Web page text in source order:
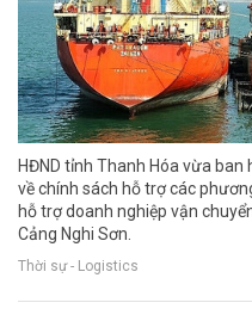
HĐND tỉnh Thanh Hóa vừa
về chính sách hỗ trợ các
hỗ trợ doanh nghiệp vận
Cảng Nghi Sơn.
Thời sự - Logistics